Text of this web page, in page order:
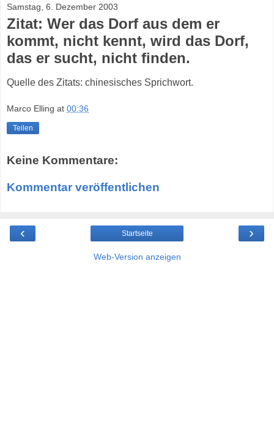
Samstag, 6. Dezember 2003
Zitat: Wer das Dorf aus dem er
kommt, nicht kennt, wird das Dorf,
das er sucht, nicht finden.
Quelle des Zitats: chinesisches Sprichwort.
Marco Elling at 00:36
Teilen
Keine Kommentare:
Kommentar veröffentlichen
‹ ›
Startseite
Web-Version anzeigen